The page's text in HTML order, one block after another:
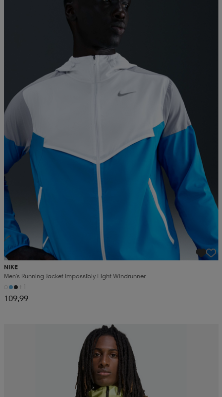
NIKE
Men's Running Jacket Impossibly Light Windrunner
+1
109,99